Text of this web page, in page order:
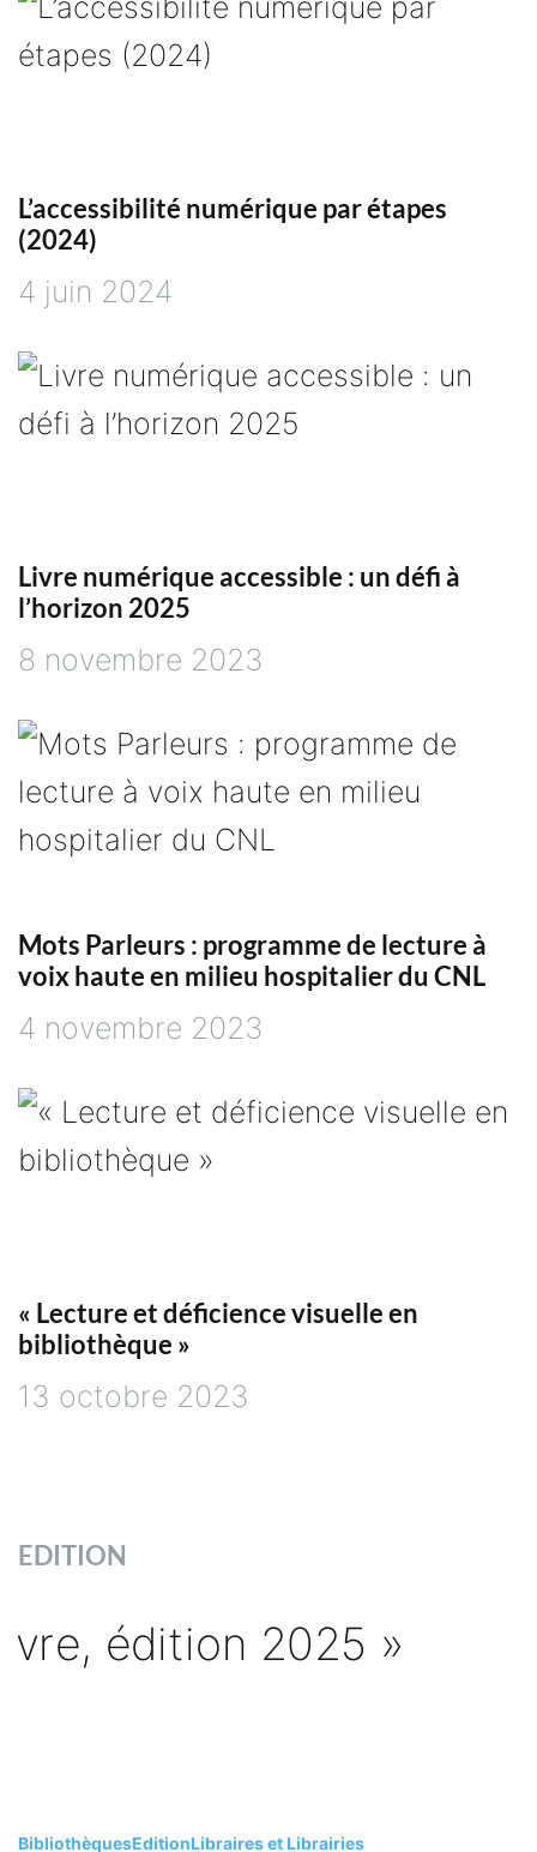
t
l
e
L’accessibilité numérique par étapes
(2024)
4 juin 2024
Livre numérique accessible : un défi à
l’horizon 2025
8 novembre 2023
Mots Parleurs : programme de lecture à
voix haute en milieu hospitalier du CNL
4 novembre 2023
« Lecture et déficience visuelle en
bibliothèque »
13 octobre 2023
EDITION
BibliothèquesEditionLibraires et Librairies